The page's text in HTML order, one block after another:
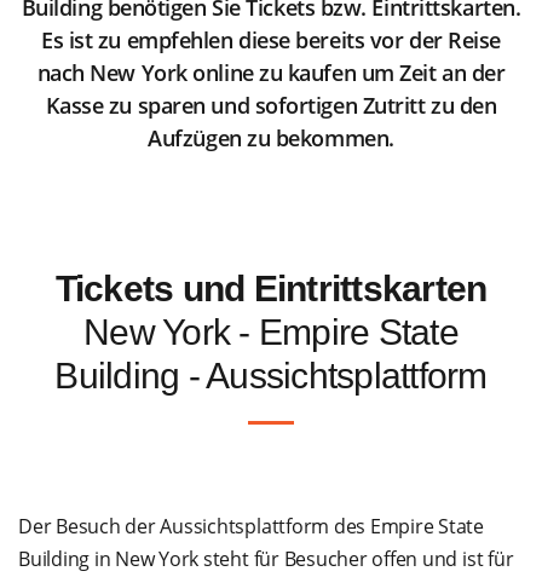
Building benötigen Sie Tickets bzw. Eintrittskarten.
Es ist zu empfehlen diese bereits vor der Reise
nach New York online zu kaufen um Zeit an der
Kasse zu sparen und sofortigen Zutritt zu den
Aufzügen zu bekommen.
Tickets und Eintrittskarten
New York - Empire State
Building - Aussichtsplattform
Der Besuch der Aussichtsplattform des Empire State
Building in New York steht für Besucher offen und ist für